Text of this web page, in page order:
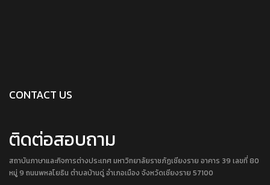
CONTACT US
ติดต่อสอบถาม
สถาบันภาษาและกิจการต่างประเทศ มหาวิทยาลัยราชภัฏเชียงราย อาคาร 39 เลขที่ 80
หมู่ 9 ถนนพหลโยธิน ตำบลบ้านดู่ อำเภอเมือง จังหวัดเชียงราย 57100